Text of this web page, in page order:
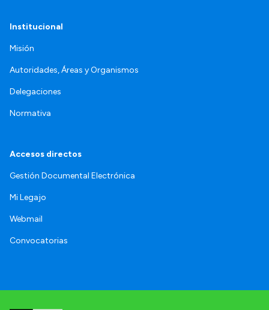
Institucional
Misión
Autoridades, Áreas y Organismos
Delegaciones
Normativa
Accesos directos
Gestión Documental Electrónica
Mi Legajo
Webmail
Convocatorias